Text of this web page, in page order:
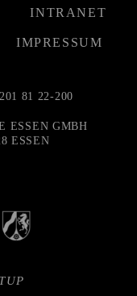
INTRANET
IMPRESSUM
81 22-200
ESSEN GMBH
ESSEN